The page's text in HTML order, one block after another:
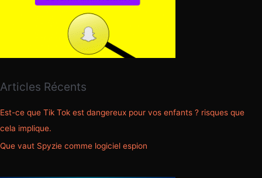
Articles Récents
Est-ce que Tik Tok est dangereux pour vos enfants ? risques que
cela implique.
Que vaut Spyzie comme logiciel espion